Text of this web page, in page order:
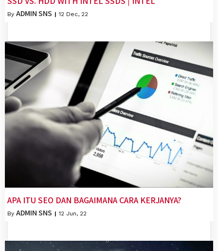
By ADMIN SNS | 12 Dec, 22
APA ITU SEO DAN BAGAIMANA CARA KERJANYA?
By ADMIN SNS | 12 Jun, 22